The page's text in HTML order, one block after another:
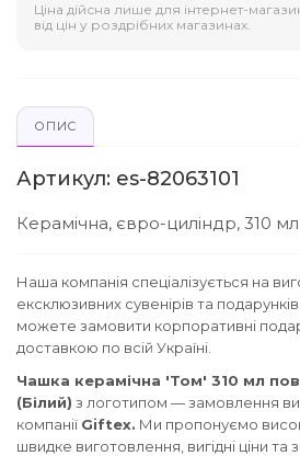
Ціна дійсна лише для інтернет-
від цін у роздрібних магазинах.
ОПИС
Артикул: es-82063101
Керамічна, євро-циліндр, 310 мл
Наша компанія спеціалізується на
ексклюзивних сувенірів та
можете замовити корпоративні
доставкою по всій Україні.
Чашка керамічна 'Том' 310 мл
(Білий) з логотипом — замовлення
компанії Giftex. Ми пропонуємо
швидке виготовлення, вигідні ціни та